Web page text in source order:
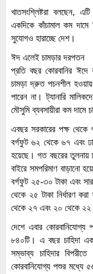
খাতসংশ্লিষ্টরা বলছেন,
একদিকে কাঁচামাল কম
সুযোগও হারাচ্ছে দেশ।
ঈদ এলেই চামড়ার দরপতন
প্রতি বছর কোরবানির ঈদে
চামড়া দ্রুত পচনশীল
পারেন না। ট্যানারি
মৌসুমি ব্যবসায়ীরা কম দামে
এবছর সরকারের পক্ষ থেকে
বর্গফুট ৬২ থেকে ৬৭ এবং
হয়েছে। গত বছরের তুলনায়
বাইরে সমপরিমাণ বাড়ানো
বর্গফুট ২৫-৩০ টাকা এবং
থেকে ২৫ টাকা নির্ধারণ
থেকে ২৭ এবং ২০ থেকে ২২
দেশে এবার
৮৪০টি। এ বছর চাহিদা
সম্ভাব্য চাহিদার
কোরবানিযোগ্য পশুর মধ্যে